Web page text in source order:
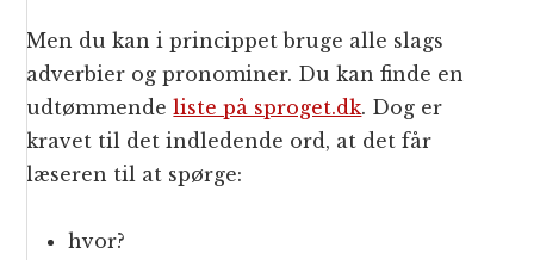
Men du kan i princippet bruge alle slags
adverbier og pronominer. Du kan finde en
udtømmendeliste på sproget.dk. Dog er
kravet til det indledende ord, at det får
læseren til at spørge:
hvor?